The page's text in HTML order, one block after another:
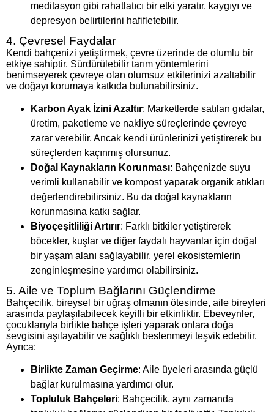
meditasyon gibi rahatlatıcı bir etki yaratır, kaygıyı ve
depresyon belirtilerini hafifletebilir.
4. Çevresel Faydalar
Kendi bahçenizi yetiştirmek, çevre üzerinde de olumlu bir
etkiye sahiptir. Sürdürülebilir tarım yöntemlerini
benimseyerek çevreye olan olumsuz etkilerinizi azaltabilir
ve doğayı korumaya katkıda bulunabilirsiniz.
Karbon Ayak İzini Azaltır: Marketlerde satılan gıdalar,
üretim, paketleme ve nakliye süreçlerinde çevreye
zarar verebilir. Ancak kendi ürünlerinizi yetiştirerek bu
süreçlerden kaçınmış olursunuz.
Doğal Kaynakların Korunması: Bahçenizde suyu
verimli kullanabilir ve kompost yaparak organik atıkları
değerlendirebilirsiniz. Bu da doğal kaynakların
korunmasına katkı sağlar.
Biyoçeşitliliği Artırır: Farklı bitkiler yetiştirerek
böcekler, kuşlar ve diğer faydalı hayvanlar için doğal
bir yaşam alanı sağlayabilir, yerel ekosistemlerin
zenginleşmesine yardımcı olabilirsiniz.
5. Aile ve Toplum Bağlarını Güçlendirme
Bahçecilik, bireysel bir uğraş olmanın ötesinde, aile bireyleri
arasında paylaşılabilecek keyifli bir etkinliktir. Ebeveynler,
çocuklarıyla birlikte bahçe işleri yaparak onlara doğa
sevgisini aşılayabilir ve sağlıklı beslenmeyi teşvik edebilir.
Ayrıca:
Birlikte Zaman Geçirme: Aile üyeleri arasında güçlü
bağlar kurulmasına yardımcı olur.
Topluluk Bahçeleri: Bahçecilik, aynı zamanda